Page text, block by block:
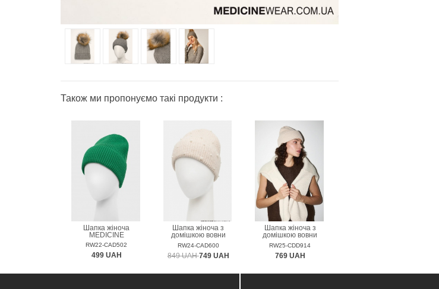
Також ми пропонуємо такі продукти :
Шапка жіноча
MEDICINE
RW22-CAD502
499 UAH
Шапка жіноча з
домішкою вовни
MEDICINE
RW24-CAD600
849 UAH749 UAH
Шапка жіноча з
домішкою вовни
MEDICINE
RW25-CDD914
769 UAH